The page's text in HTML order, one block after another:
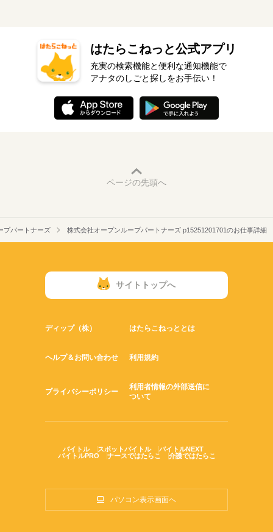
はたらこねっと公式アプリ
充実の検索機能と便利な通知機能で
アナタのしごと探しをお手伝い！
ページの先頭へ
プパートナーズ 株式会社オープンループパートナーズ p15251201701のお仕事詳細
サイトトップへ
ディップ（株） はたらこねっととは
ヘルプ＆お問い合わせ 利用規約
プライバシーポリシー
利用者情報の外部送信に
ついて
バイトル スポットバイトル
バイトルNEXT
バイトルPRO
ナースではたらこ 介護ではたらこ
パソコン表示画面へ